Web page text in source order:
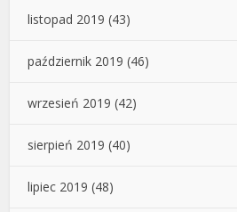
listopad 2019 (43)
październik 2019 (46)
wrzesień 2019 (42)
sierpień 2019 (40)
lipiec 2019 (48)